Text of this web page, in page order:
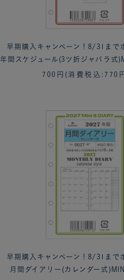
早期購入キャンペーン！8/31まで
年間スケジュール(3ツ折ジャバラ式
700円 (消費税込:770
早期購入キャンペーン！8/31まで
月間ダイアリー(カレンダー式